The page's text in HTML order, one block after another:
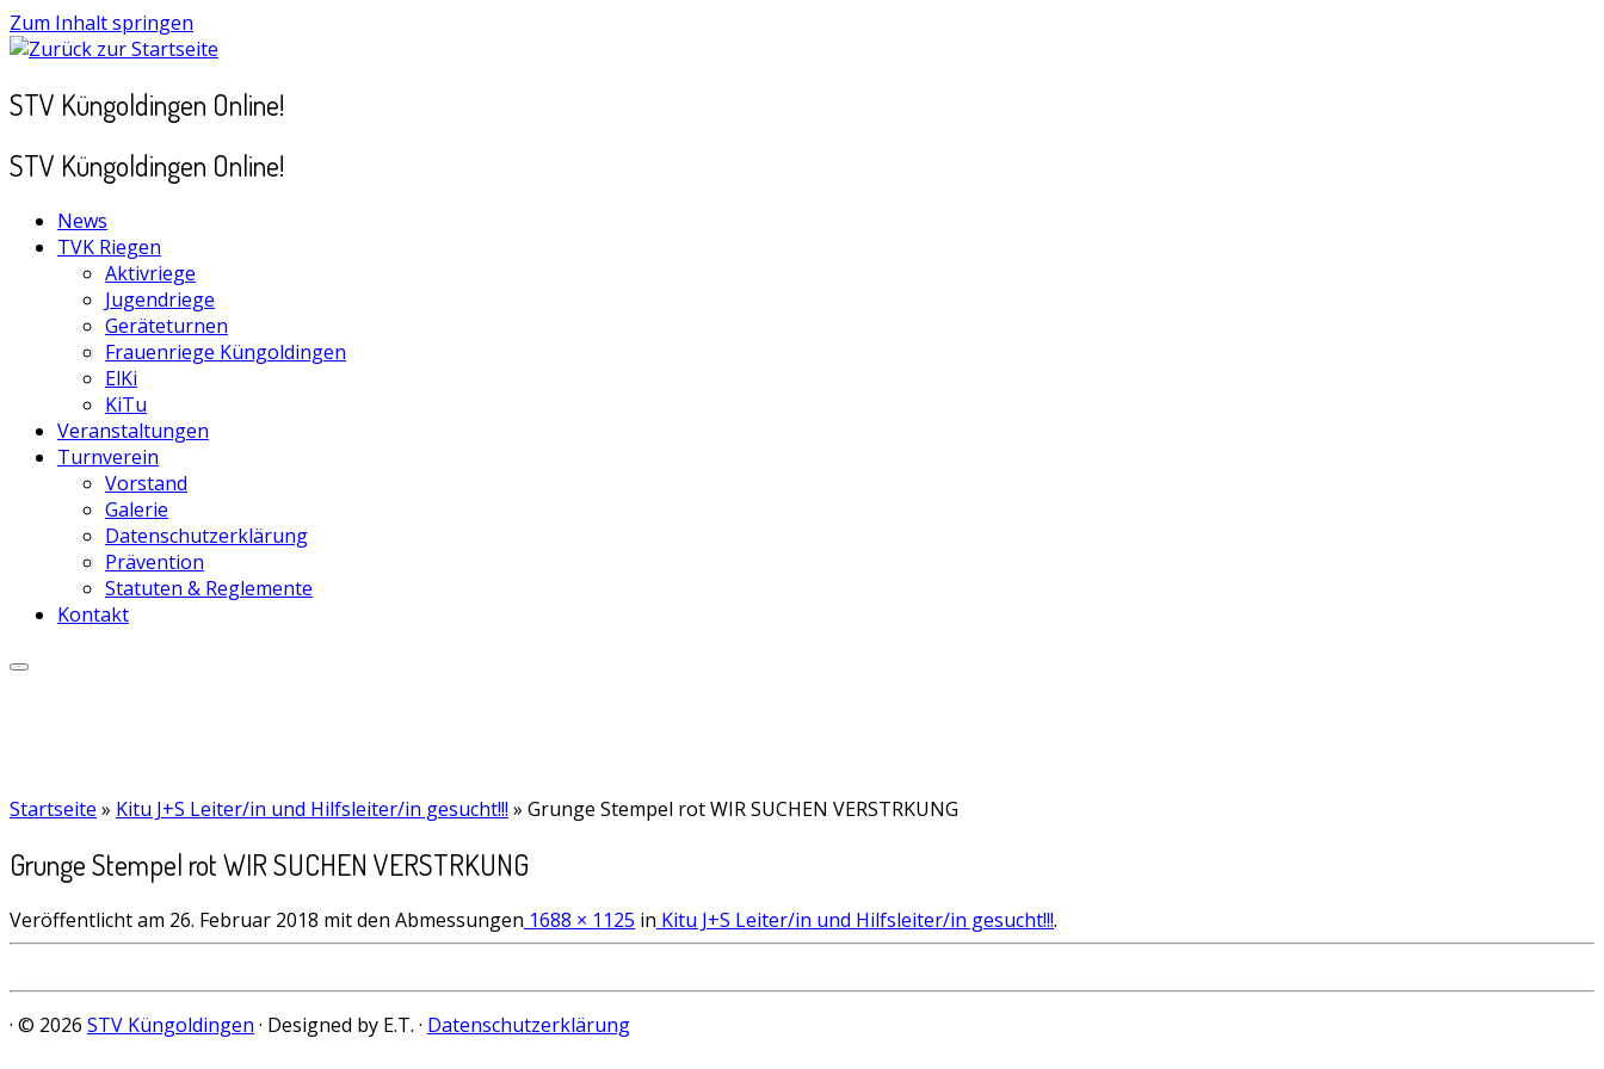
Zum Inhalt springen
STV Küngoldingen Online!
STV Küngoldingen Online!
News
TVK Riegen
Aktivriege
Jugendriege
Geräteturnen
Frauenriege Küngoldingen
ElKi
KiTu
Veranstaltungen
Turnverein
Vorstand
Galerie
Datenschutzerklärung
Prävention
Statuten & Reglemente
Kontakt
Startseite » Kitu J+S Leiter/in und Hilfsleiter/in gesucht!!! » Grunge Stempel rot WIR SUCHEN VERSTRKUNG
Grunge Stempel rot WIR SUCHEN VERSTRKUNG
Veröffentlicht am 26. Februar 2018 mit den Abmessungen 1688 × 1125 in Kitu J+S Leiter/in und Hilfsleiter/in gesucht!!!.
· © 2026 STV Küngoldingen · Designed by E.T. · Datenschutzerklärung